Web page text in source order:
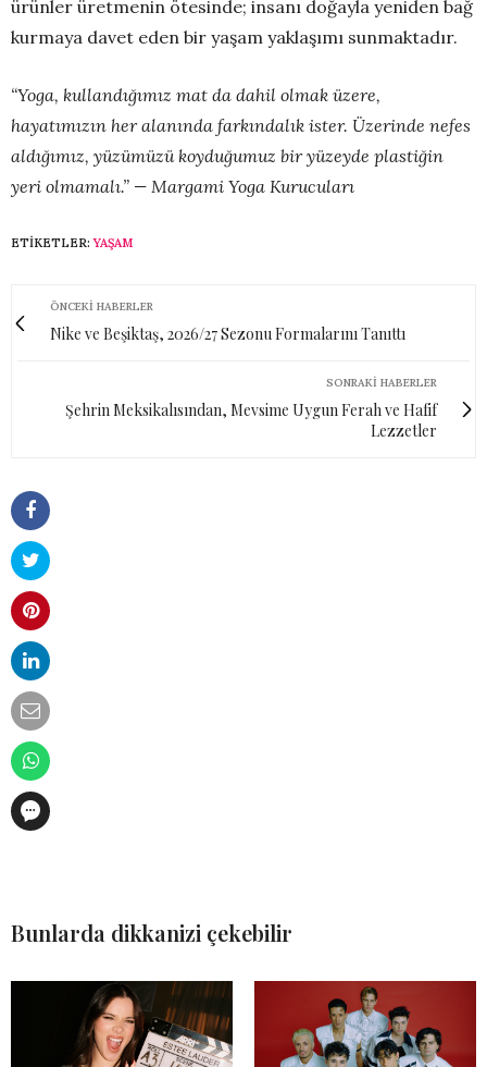
ürünler üretmenin ötesinde; insanı doğayla yeniden bağ
kurmaya davet eden bir yaşam yaklaşımı sunmaktadır.
“Yoga, kullandığımız mat da dahil olmak üzere,
hayatımızın her alanında farkındalık ister. Üzerinde nefes
aldığımız, yüzümüzü koyduğumuz bir yüzeyde plastiğin
yeri olmamalı.” — Margami Yoga Kurucuları
ETIKETLER:YAŞAM
ÖNCEKI HABERLER
Nike ve Beşiktaş, 2026/27 Sezonu Formalarını Tanıttı
SONRAKI HABERLER
Şehrin Meksikalısından, Mevsime Uygun Ferah ve Hafif
Lezzetler
Bunlarda dikkanizi çekebilir